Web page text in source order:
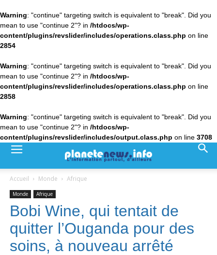
Warning: "continue" targeting switch is equivalent to "break". Did you
mean to use "continue 2"? in /htdocs/wp-
content/plugins/revslider/includes/operations.class.php on line
2854
Warning: "continue" targeting switch is equivalent to "break". Did you
mean to use "continue 2"? in /htdocs/wp-
content/plugins/revslider/includes/operations.class.php on line
2858
Warning: "continue" targeting switch is equivalent to "break". Did you
mean to use "continue 2"? in /htdocs/wp-
content/plugins/revslider/includes/output.class.php on line 3708
Accueil Monde Afrique
Monde Afrique
Bobi Wine, qui tentait de
quitter l’Ouganda pour des
soins, à nouveau arrêté